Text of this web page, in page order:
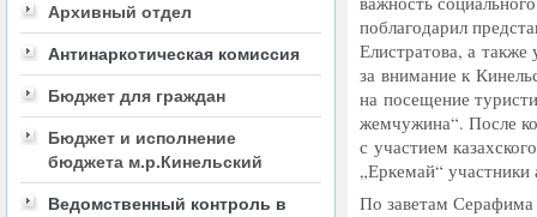
Архивный отдел
Антинаркотическая комиссия
Бюджет для граждан
Бюджет и исполнение
бюджета м.р.Кинельский
Ведомственный контроль в
поблагодарил
Елистратова, а также
за внимание к
на посещение
жемчужина“. После
с участием
„Еркемай“ участники
По заветам Серафима